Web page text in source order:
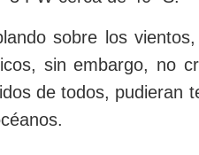
sobre los
sin embargo, no
de todos, pudieran